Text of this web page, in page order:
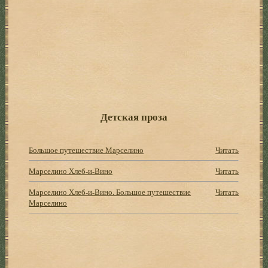
Детская проза
Большое путешествие Марселино
Читать
Марселино Хлеб-и-Вино
Читать
Марселино Хлеб-и-Вино. Большое путешествие
Марселино
Читать